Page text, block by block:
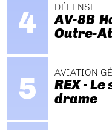
DÉFENSE
AV-8B
Outre-
AVIATION
REX -
drame